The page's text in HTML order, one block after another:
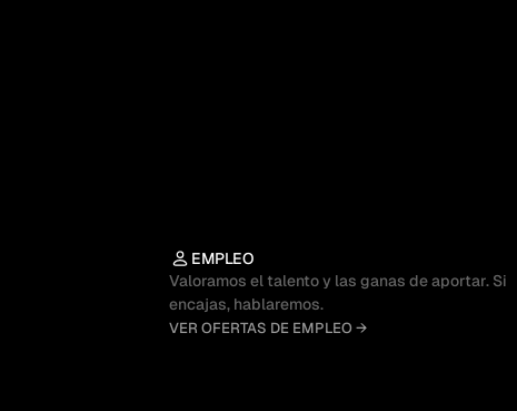
EMPLEO
Valoramos el talento y las ganas de aportar. Si
encajas, hablaremos.
VER OFERTAS DE EMPLEO →